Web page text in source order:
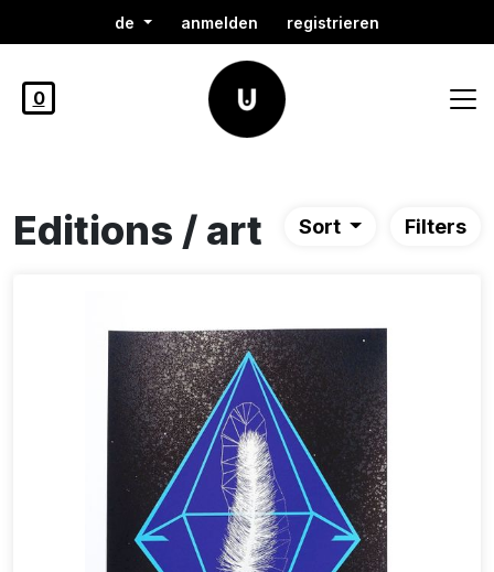
de anmelden registrieren
0
Editions / art Sort Filters